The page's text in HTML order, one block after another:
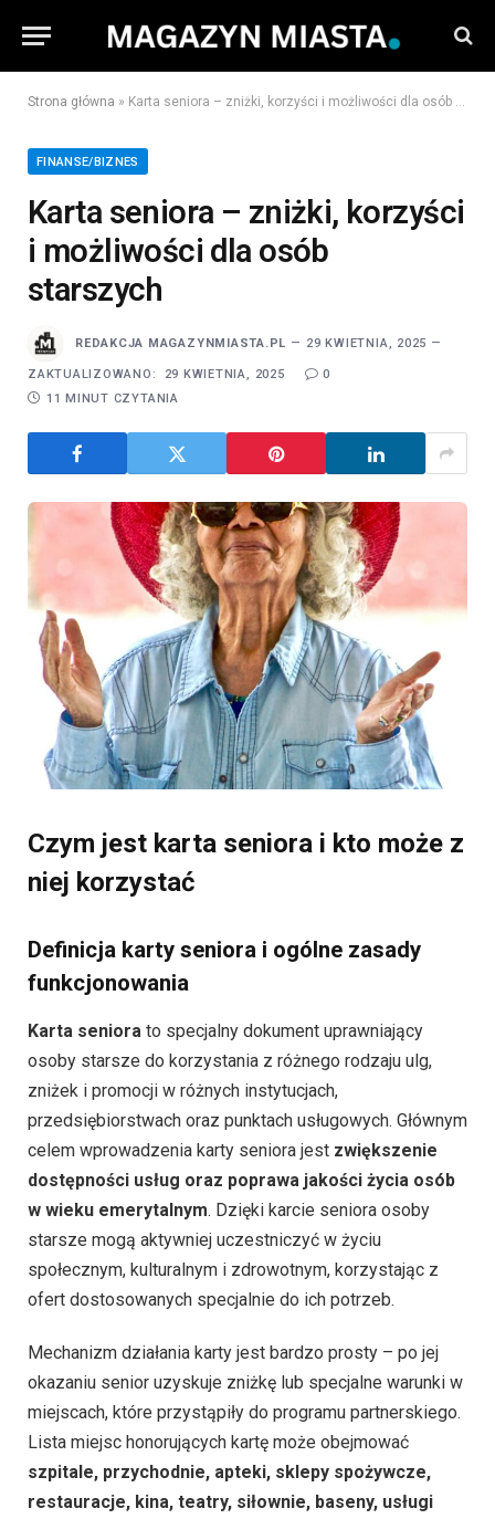
Strona główna » Karta seniora – zniżki, korzyści i możliwości dla osób starszych
FINANSE/BIZNES
Karta seniora – zniżki, korzyści
i możliwości dla osób
starszych
REDAKCJA MAGAZYNMIASTA.PL 29 KWIETNIA, 2025
ZAKTUALIZOWANO: 29 KWIETNIA, 2025
0
11 MINUT CZYTANIA
Czym jest karta seniora i kto może z
niej korzystać
Definicja karty seniora i ogólne zasady
funkcjonowania
Karta seniora to specjalny dokument uprawniający
osoby starsze do korzystania z różnego rodzaju ulg,
zniżek i promocji w różnych instytucjach,
przedsiębiorstwach oraz punktach usługowych. Głównym
celem wprowadzenia karty seniora jest zwiększenie
dostępności usług oraz poprawa jakości życia osób
w wieku emerytalnym. Dzięki karcie seniora osoby
starsze mogą aktywniej uczestniczyć w życiu
społecznym, kulturalnym i zdrowotnym, korzystając z
ofert dostosowanych specjalnie do ich potrzeb.
Mechanizm działania karty jest bardzo prosty – po jej
okazaniu senior uzyskuje zniżkę lub specjalne warunki w
miejscach, które przystąpiły do programu partnerskiego.
Lista miejsc honorujących kartę może obejmować
szpitale, przychodnie, apteki, sklepy spożywcze,
restauracje, kina, teatry, siłownie, baseny, usługi